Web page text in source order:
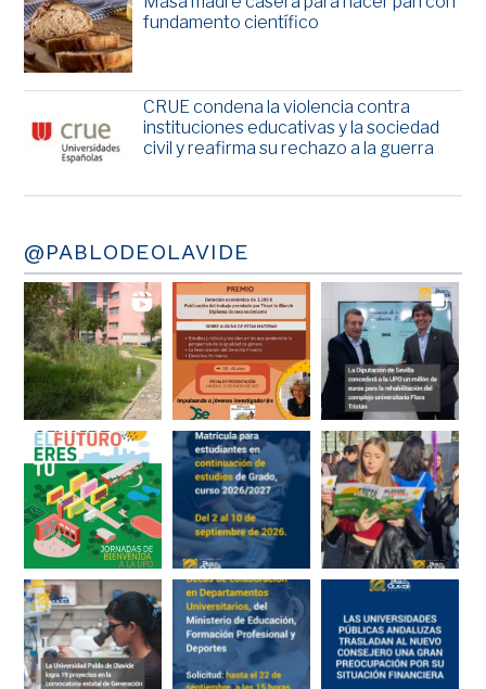
fundamento científico
CRUE condena la violencia contra
instituciones educativas y la sociedad
civil y reafirma su rechazo a la guerra
@PABLODEOLAVIDE